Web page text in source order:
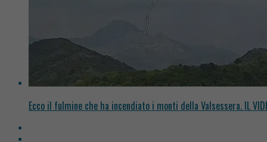
Ecco il fulmine che ha incendiato i monti della Valsessera. IL